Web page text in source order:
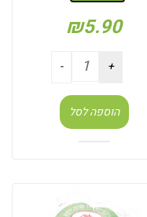
₪5.90
הוספה לסל